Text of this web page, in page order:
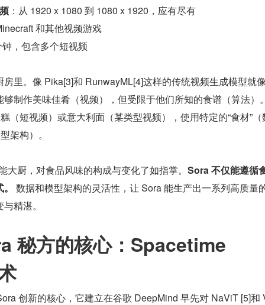
：从 1920 x 1080 到 1080 x 1920，应有尽有
和其他视频游戏
钟，包含多个短视频
里。像 Pika[3]和 RunwayML[4]这样的传统视频生成模型就
制作美味佳肴（视频），但受限于他们所知的食谱（算法）
（短视频）或意大利面（某类型视频），使用特定的“食材”
架构）。
大厨，对食品风味的构成与变化了如指掌。 Sora 不仅能遵循
数据和模型架构的灵活性，让 Sora 能生产出一系列高质量
精湛。
秘方的核心：Spacetime
创新的核心，它建立在谷歌 DeepMind 早先对 NaViT [5]和